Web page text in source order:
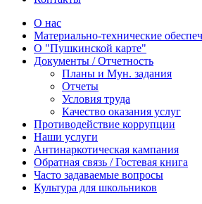
О нас
Материально-технические
О "Пушкинской карте"
Документы / Отчетность
Планы и Мун. задания
Отчеты
Условия труда
Качество оказания услуг
Противодействие коррупции
Наши услуги
Антинаркотическая кампания
Обратная связь / Гостевая книга
Часто задаваемые вопросы
Культура для школьников